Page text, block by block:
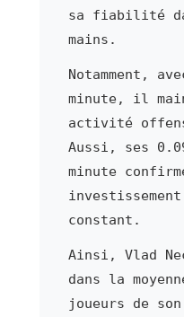
sa fiabilité
mains.
Notamment,
minute, il
activité
Aussi, ses
minute
constant.
Ainsi, Vlad
dans la
joueurs de